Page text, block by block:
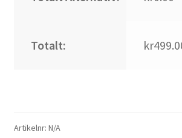
Totalt:
Artikelnr: N/A